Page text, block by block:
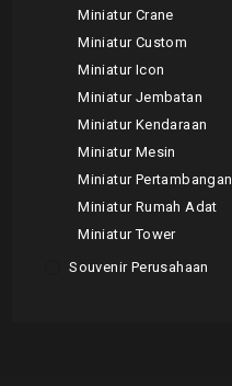
Miniatur Crane
Miniatur Custom
Miniatur Icon
Miniatur Jembatan
Miniatur Kendaraan
Miniatur Mesin
Miniatur Pertambangan
Miniatur Rumah Adat
Miniatur Tower
Souvenir Perusahaan